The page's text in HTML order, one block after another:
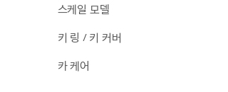
스케일 모델
키 링 / 키 커버
카 케어